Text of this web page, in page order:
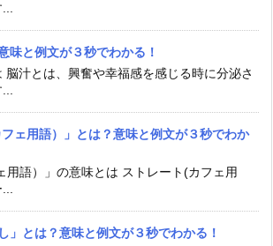
味と例文が３秒でわかる！
脳汁とは、興奮や幸福感を感じる時に分泌さ
フェ用語）」とは？意味と例文が３秒でわか
用語）」の意味とは ストレート(カフェ用
」とは？意味と例文が３秒でわかる！